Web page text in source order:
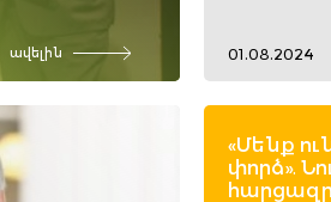
ավելին 01.08.2024
«Մենք
փորձ».